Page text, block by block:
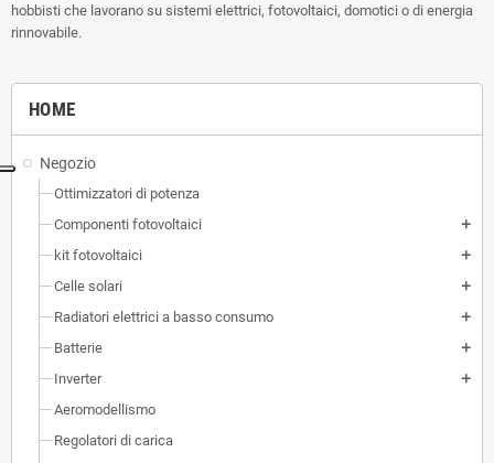
HOME
Negozio
Ottimizzatori di potenza
Componenti fotovoltaici
add
kit fotovoltaici add
Celle solari add
Radiatori elettrici a basso consumo add
Batterie add
Inverter add
Aeromodellismo
Regolatori di carica
hobbisti che lavorano su sistemi elettrici, fotovoltaici, domotici o di energia
rinnovabile.